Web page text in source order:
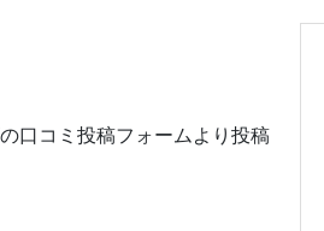
口コミ投稿フォームより投稿